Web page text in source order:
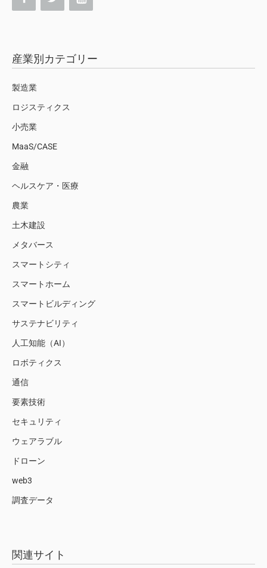
産業別カテゴリー
製造業
ロジスティクス
小売業
MaaS/CASE
金融
ヘルスケア・医療
農業
土木建設
メタバース
スマートシティ
スマートホーム
スマートビルディング
サステナビリティ
人工知能（AI）
ロボティクス
通信
要素技術
セキュリティ
ウェアラブル
ドローン
web3
調査データ
関連サイト